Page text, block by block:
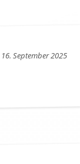
16. September 2025